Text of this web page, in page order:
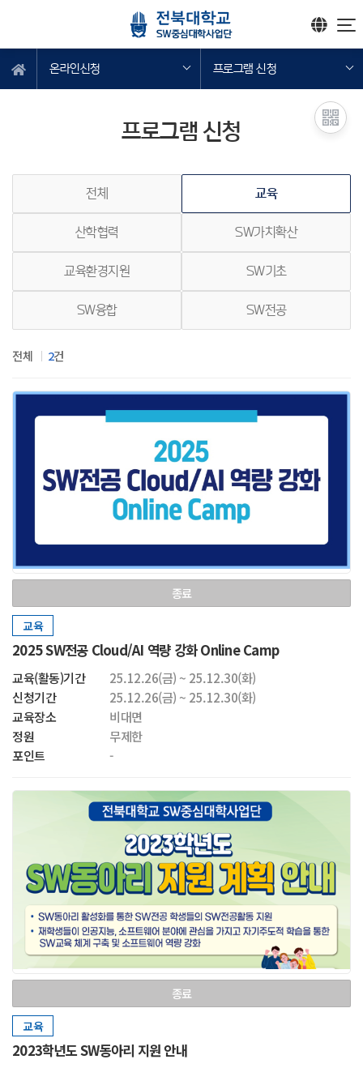
온라인신청 프로그램 신청
프로그램 신청
전체 교육
산학협력 SW가치확산
교육환경지원 SW기초
SW융합 SW전공
전체 2건
종료
교육
2025 SW전공 Cloud/AI 역량 강화 Online Camp
교육(활동)기간
25.12.26(금) ~ 25.12.30(화)
신청기간
25.12.26(금) ~ 25.12.30(화)
교육장소
비대면
정원
무제한
포인트
-
종료
교육
2023학년도 SW동아리 지원 안내